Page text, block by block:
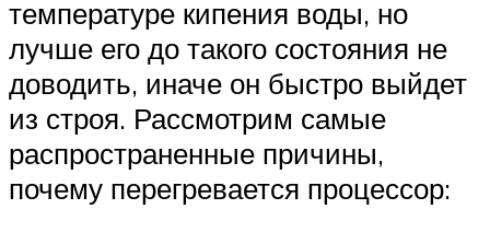
температуре кипения воды, но
лучше его до такого состояния не
доводить, иначе он быстро выйдет
из строя. Рассмотрим самые
распространенные причины,
почему перегревается процессор: